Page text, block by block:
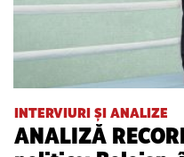
INTERVIURI ȘI ANALIZE
ANALIZĂ